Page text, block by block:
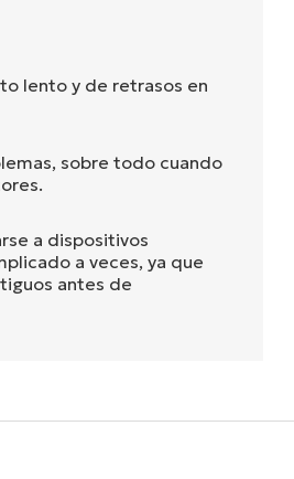
lento y de retrasos en
sobre todo cuando
a dispositivos
a veces, ya que
antes de